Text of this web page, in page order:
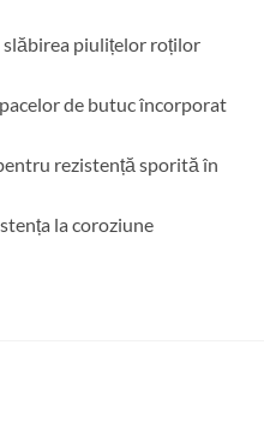
slăbirea piulițelor roților
de butuc încorporat
rezistență sporită în
la coroziune